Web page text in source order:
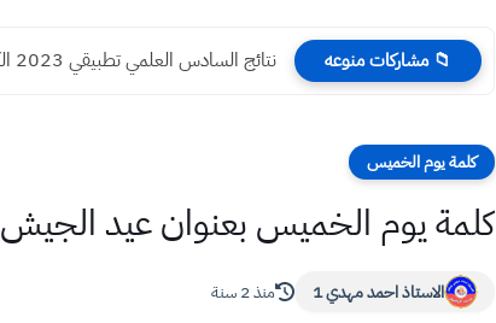
📁 مشاركات منوعه نتائج السادس العلمي تطبيقي 2023 الكرخ الثانية الدور الاول
كلمة يوم الخميس
كلمة يوم الخميس بعنوان عيد الجيش 2024
الاستاذ احمد مهدي 1 منذ 2 سنة